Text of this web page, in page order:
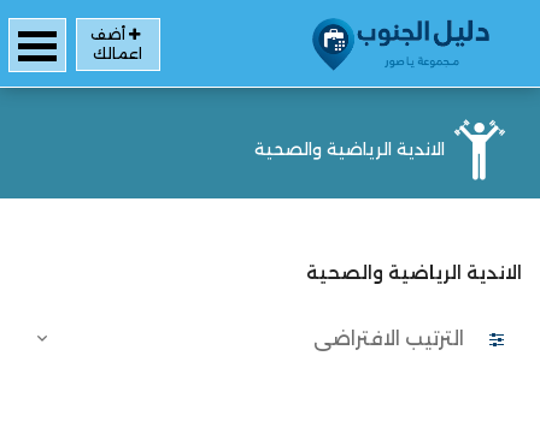
أضف
اعمالك
الاندية الرياضية والصحية
الاندية الرياضية والصحية